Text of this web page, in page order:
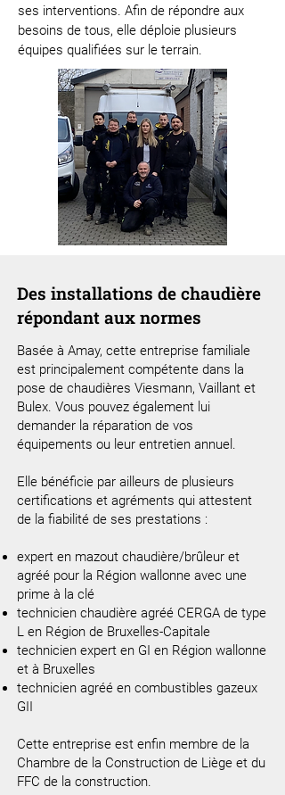
ses interventions. Afin de répondre aux
besoins de tous, elle déploie plusieurs
équipes qualifiées sur le terrain.
Des installations de chaudière
répondant aux normes
Basée à Amay, cette entreprise familiale
est principalement compétente dans la
pose de chaudières Viesmann, Vaillant et
Bulex. Vous pouvez également lui
demander la réparation de vos
équipements ou leur entretien annuel.
Elle bénéficie par ailleurs de plusieurs
certifications et agréments qui attestent
de la fiabilité de ses prestations :
expert en mazout chaudière/brûleur et
agréé pour la Région wallonne avec une
prime à la clé
technicien chaudière agréé CERGA de type
L en Région de Bruxelles-Capitale
technicien expert en GI en Région wallonne
et à Bruxelles
technicien agréé en combustibles gazeux
GII
Cette entreprise est enfin membre de la
Chambre de la Construction de Liège et du
FFC de la construction.